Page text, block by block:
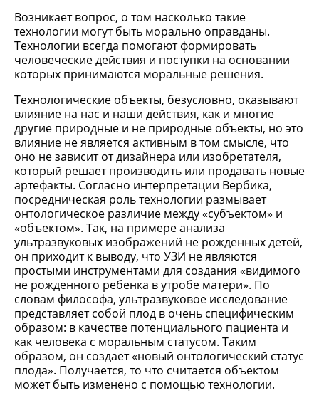
Возникает вопрос, о том насколько такие
технологии могут быть морально оправданы.
Технологии всегда помогают формировать
человеческие действия и поступки на основании
которых принимаются моральные решения.
Технологические объекты, безусловно, оказывают
влияние на нас и наши действия, как и многие
другие природные и не природные объекты, но это
влияние не является активным в том смысле, что
оно не зависит от дизайнера или изобретателя,
который решает производить или продавать новые
артефакты. Согласно интерпретации Вербика,
посредническая роль технологии размывает
онтологическое различие между «субъектом» и
«объектом». Так, на примере анализа
ультразвуковых изображений не рожденных детей,
он приходит к выводу, что УЗИ не являются
простыми инструментами для создания «видимого
не рожденного ребенка в утробе матери». По
словам философа, ультразвуковое исследование
представляет собой плод в очень специфическим
образом: в качестве потенциального пациента и
как человека с моральным статусом. Таким
образом, он создает «новый онтологический статус
плода». Получается, то что считается объектом
может быть изменено с помощью технологии.